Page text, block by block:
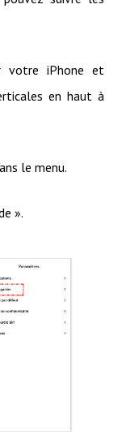
votre iPhone et
en haut à
le menu.
».